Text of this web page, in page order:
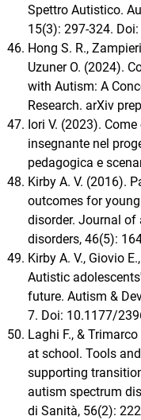
Spettro Autistico.
15(3): 297-324.
Hong S. R.,
Uzuner O. (2024).
with Autism: A
Research. arXiv
Iori V. (2023).
insegnante nel
pedagogica e
Kirby A. V. (2016).
outcomes for
disorder. Journal
disorders, 46(5):
Kirby A. V., Giovio
Autistic
future. Autism &
7. Doi: 10.1177/
Laghi F., &
at school. Tools
supporting
autism spectrum
di Sanità, 56(2):